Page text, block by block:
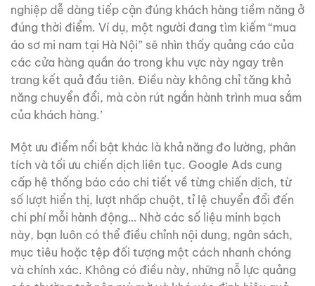
nghiệp dễ dàng tiếp cận đúng khách hàng tiềm năng ở
đúng thời điểm. Ví dụ, một người đang tìm kiếm “mua
áo sơ mi nam tại Hà Nội” sẽ nhìn thấy quảng cáo của
các cửa hàng quần áo trong khu vực này ngay trên
trang kết quả đầu tiên. Điều này không chỉ tăng khả
năng chuyển đổi, mà còn rút ngắn hành trình mua sắm
của khách hàng.’
Một ưu điểm nổi bật khác là khả năng đo lường, phân
tích và tối ưu chiến dịch liên tục. Google Ads cung
cấp hệ thống báo cáo chi tiết về từng chiến dịch, từ
số lượt hiển thị, lượt nhấp chuột, tỉ lệ chuyển đổi đến
chi phí mỗi hành động… Nhờ các số liệu minh bạch
này, bạn luôn có thể điều chỉnh nội dung, ngân sách,
mục tiêu hoặc tệp đối tượng một cách nhanh chóng
và chính xác. Không có điều này, những nỗ lực quảng